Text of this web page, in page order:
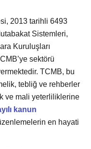
2013 tarihli 6493
Sistemleri,
Kuruluşları
sektörü
TCMB, bu
tebliğ ve rehberler
ve mali yeterliliklerine
kanun
en hayati